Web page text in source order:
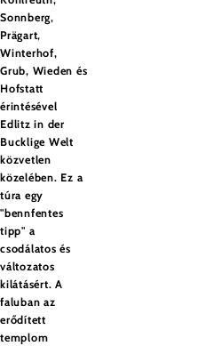
Sonnberg,
Prägart,
Winterhof,
Grub, Wieden és
Hofstatt
érintésével
Edlitz in der
Bucklige Welt
közvetlen
közelében. Ez a
túra egy
"bennfentes
tipp" a
csodálatos és
változatos
kilátásért. A
faluban az
erődített
templom